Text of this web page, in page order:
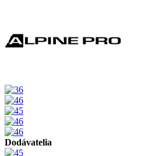
Dodávatelia